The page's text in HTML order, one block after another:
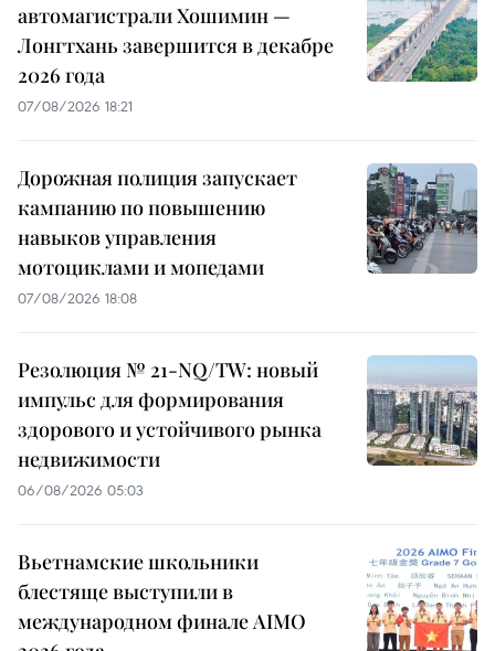
автомагистрали Хошимин —
Лонгтхань завершится в декабре
2026 года
07/08/2026 18:21
Дорожная полиция запускает
кампанию по повышению
навыков управления
мотоциклами и мопедами
07/08/2026 18:08
Резолюция № 21-NQ/TW: новый
импульс для формирования
здорового и устойчивого рынка
недвижимости
06/08/2026 05:03
Вьетнамские школьники
блестяще выступили в
международном финале AIMO